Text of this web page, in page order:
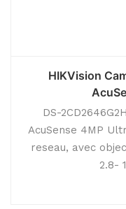
HIKVision
DS-
AcuSense 4MP
reseau, avec
2.8-